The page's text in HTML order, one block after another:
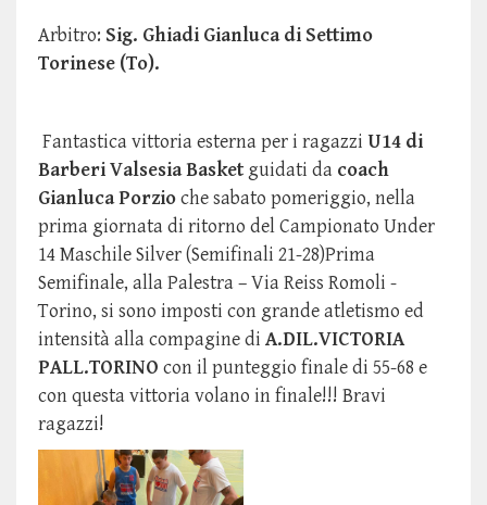
Arbitro: Sig. Ghiadi Gianluca di Settimo
Torinese (To).
Fantastica vittoria esterna per i ragazzi U14 di
Barberi Valsesia Basket guidati da coach
Gianluca Porzioche sabato pomeriggio, nella
prima giornata di ritorno del Campionato Under
14 Maschile Silver (Semifinali 21-28)Prima
Semifinale, alla Palestra – Via Reiss Romoli -
Torino, si sono imposti con grande atletismo ed
intensitàalla compaginedi A.DIL.VICTORIA
PALL.TORINO con il punteggio finale di 55-68 e
con questa vittoria volano in finale!!! Bravi
ragazzi!